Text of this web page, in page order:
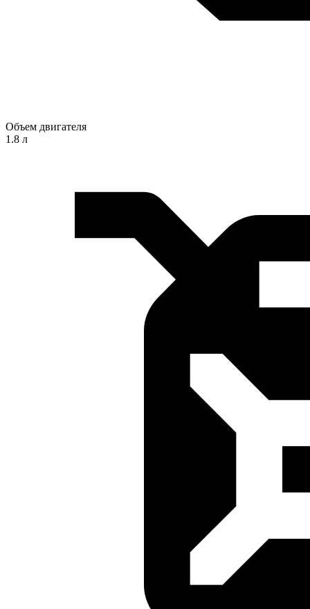
Объем двигателя
1.8 л